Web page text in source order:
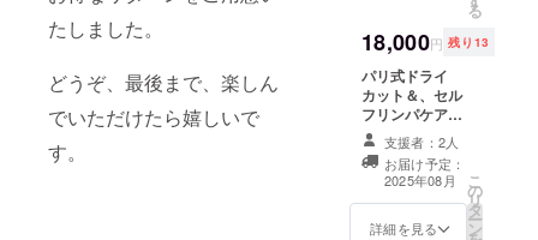
たしました。
どうぞ、最後まで、楽しん
でいただけたら嬉しいで
す。
あります。 ※完
全予約制salonの
ため、予約を取
るための連絡の
つく連絡先、氏
名が必要になり
ます。 ※有効期
限２０２５年８
月１日～２０２
る
18,000円 残り13
パリ式ドライ
カット＆、セル
フリンパケアレ
クチャー 約４.
５時間 （通常
新規２７,５００
円、再来２２,０
００円） ※髪の
状態や、希望の
支援者：2人
お届け予定：
2025年08月
詳細を見る
こ
の
リ
タ
ー
ン